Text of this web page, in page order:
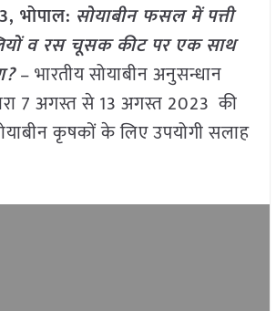
भोपाल: सोयाबीन फसल में पत्ती
व रस चूसक कीट पर एक साथ
– भारतीय सोयाबीन अनुसन्धान
7 अगस्त से 13 अगस्त 2023 की
कृषकों के लिए उपयोगी सलाह